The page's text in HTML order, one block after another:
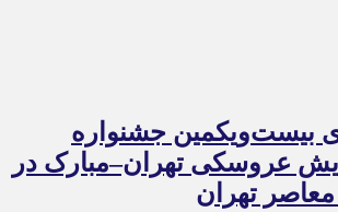
بیست‌ویکمین جشنواره
عروسکی تهران–مبارک در
تهران